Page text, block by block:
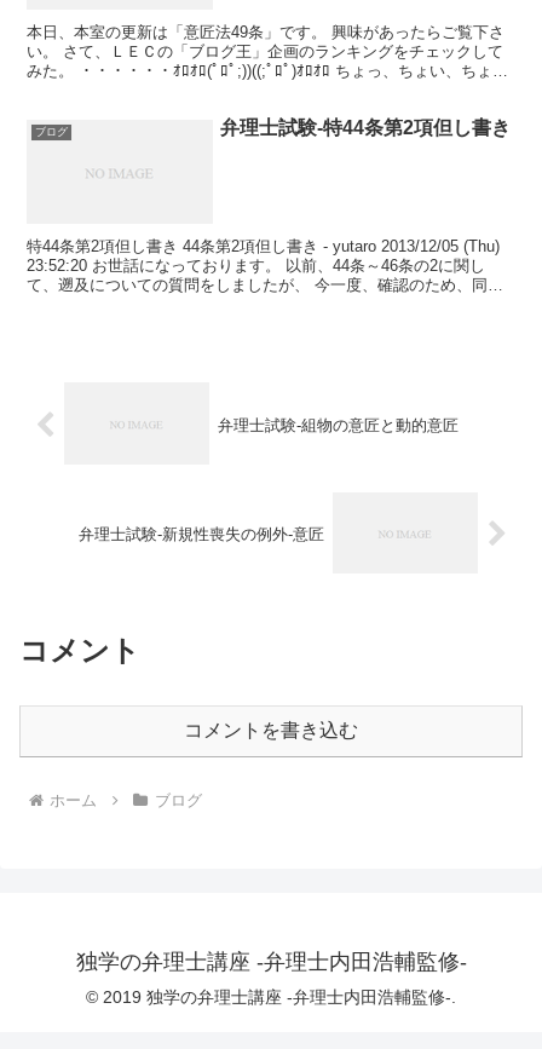
本日、本室の更新は「意匠法49条」です。 興味があったらご覧下さ
い。 さて、ＬＥＣの「ブログ王」企画のランキングをチェックして
みた。 ・・・・・・ｵﾛｵﾛ(ﾟﾛﾟ;))((;ﾟﾛﾟ)ｵﾛｵﾛ ちょっ、ちょい、ちょ
ブログ 弁理士試験-特44条第2項但し書き
特44条第2項但し書き 44条第2項但し書き - yutaro 2013/12/05 (Thu)
23:52:20 お世話になっております。 以前、44条～46条の2に関し
て、遡及についての質問をしましたが、 今一度、確認のため、同じ
弁理士試験-組物の意匠と動的意匠
弁理士試験-新規性喪失の例外-意匠
コメント
コメントを書き込む
ホーム ブログ
独学の弁理士講座 -弁理士内田浩輔監修-
© 2019 独学の弁理士講座 -弁理士内田浩輔監修-.